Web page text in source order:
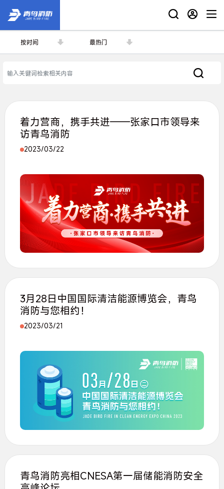
按时间 最热门
着力营商，携手共进——张家口市领导来
访青鸟消防
2023/03/22
3月28日中国国际清洁能源博览会，青鸟
消防与您相约！
2023/03/21
青鸟消防亮相CNESA第一届储能消防安全